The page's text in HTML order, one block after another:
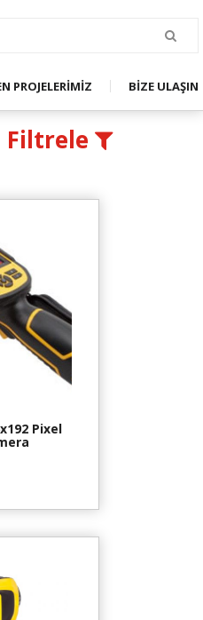
PROJELERİMİZ BİZE ULAŞIN
Filtrele
Pixel